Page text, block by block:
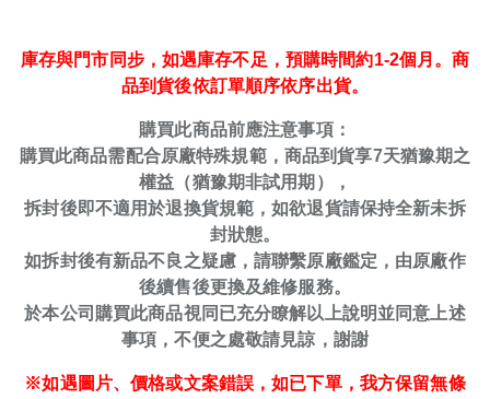
庫存與門市同步， 如遇庫存不足，預購時間約1-2個月。商
品到貨後依訂單順序依序出貨。
購買此商品前應注意事項：
購買此商品需配合原廠特殊規範，商品到貨享7天猶豫期之
權益（猶豫期非試用期），
拆封後即不適用於退換貨規範，如欲退貨請保持全新未拆
封狀態。
如拆封後有新品不良之疑慮，請聯繫原廠鑑定，由原廠作
後續售後更換及維修服務。
於本公司購買此商品視同已充分瞭解以上說明並同意上述
事項，不便之處敬請見諒，謝謝
※如遇圖片、價格或文案錯誤，如已下單，我方保留無條